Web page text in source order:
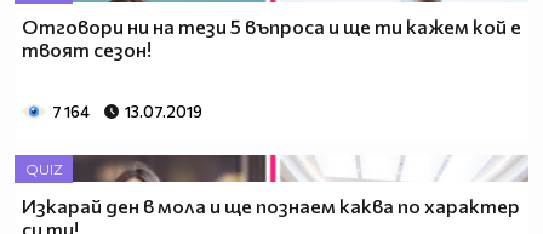
Отговори ни на тези 5 въпроса и ще ти кажем кой е
твоят сезон!
7 164 13.07.2019
QUIZ
Изкарай ден в мола и ще познаем каква по характер
си ти!